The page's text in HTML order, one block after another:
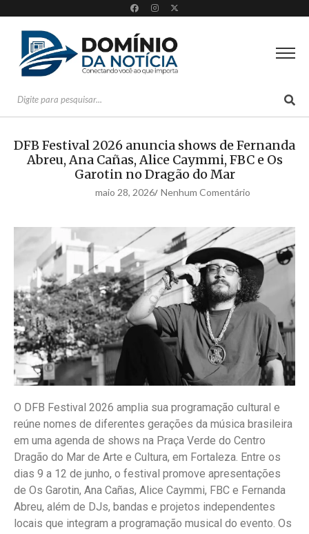
DFB Festival 2026 anuncia shows de Fernanda
Abreu, Ana Cañas, Alice Caymmi, FBC e Os
Garotin no Dragão do Mar
maio 28, 2026/ Nenhum Comentário
O DFB Festival 2026 amplia sua programação cultural e
reúne nomes de diferentes gerações da música brasileira
em uma agenda de shows na Praça Verde do Centro
Dragão do Mar de Arte e Cultura, em Fortaleza. Entre os
dias 9 a 12 de junho, o festival promove apresentações
de Os Garotin, Ana Cañas, Alice Caymmi, FBC e Fernanda
Abreu, além de DJs, bandas e projetos independentes
locais que integram a programação musical do evento. Os